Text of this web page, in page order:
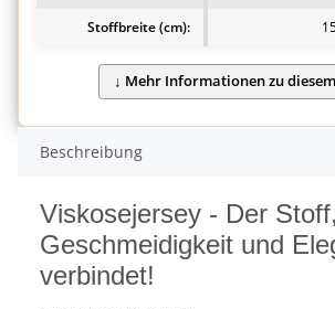
Stoffbreite (cm):
Beschreibung
Viskosejersey - Der
Geschmeidigkeit und
verbindet!